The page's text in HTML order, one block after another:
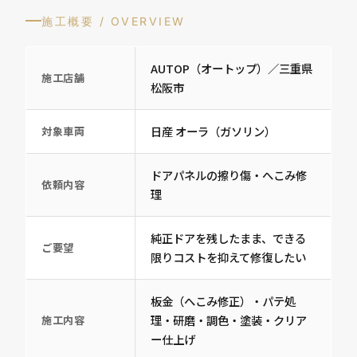
施工概要 / OVERVIEW
施工店舗
AUTOP（オートップ）／三重県
松阪市
対象車両 日産 オーラ（ガソリン）
依頼内容
ドアパネルの擦り傷・へこみ修
理
ご要望
純正ドアを残したまま、できる
限りコストを抑えて修復したい
施工内容
板金（へこみ修正）・パテ処
理・研磨・調色・塗装・クリア
ー仕上げ